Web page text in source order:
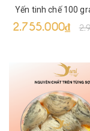
2.755.000₫